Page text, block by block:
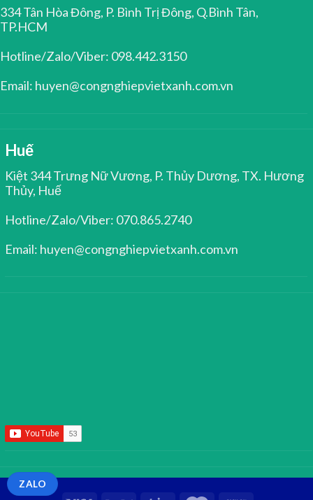
334 Tân Hòa Đông, P. Bình Trị Đông, Q.Bình Tân,
TP.HCM
Hotline/Zalo/Viber: 098.442.3150
Email: huyen@congnghiepvietxanh.com.vn
Huế
Kiệt 344 Trưng Nữ Vương, P. Thủy Dương, TX. Hương
Thủy, Huế
Hotline/Zalo/Viber: 070.865.2740
Email: huyen@congnghiepvietxanh.com.vn
ZALO